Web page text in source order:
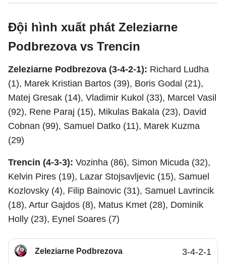
Đội hình xuất phát Zeleziarne
Podbrezova vs Trencin
Zeleziarne Podbrezova (3-4-2-1): Richard Ludha
(1), Marek Kristian Bartos (39), Boris Godal (21),
Matej Gresak (14), Vladimir Kukol (33), Marcel Vasil
(92), Rene Paraj (15), Mikulas Bakala (23), David
Cobnan (99), Samuel Datko (11), Marek Kuzma
(29)
Trencin (4-3-3): Vozinha (86), Simon Micuda (32),
Kelvin Pires (19), Lazar Stojsavljevic (15), Samuel
Kozlovsky (4), Filip Bainovic (31), Samuel Lavrincik
(18), Artur Gajdos (8), Matus Kmet (28), Dominik
Holly (23), Eynel Soares (7)
Zeleziarne Podbrezova 3-4-2-1